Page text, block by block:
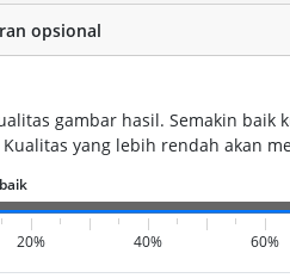
opsional
gambar hasil. Semakin baik
yang lebih rendah akan
20% 40% 60%